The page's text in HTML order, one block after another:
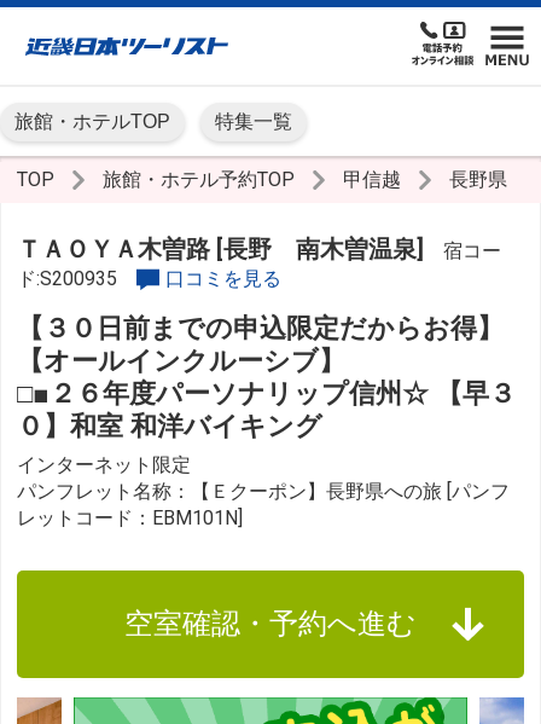
旅館・ホテルTOP 特集一覧
TOP 旅館・ホテル予約TOP 甲信越 長野県
ＴＡＯＹＡ木曽路 [長野 南木曽温泉]
宿コー
ド:S200935
口コミを見る
【３０日前までの申込限定だからお得】
【オールインクルーシブ】
□■２６年度パーソナリップ信州☆ 【早３
０】和室 和洋バイキング
インターネット限定
パンフレット名称：【Ｅクーポン】長野県への旅 [パンフ
レットコード：EBM101N]
空室確認・予約へ進む